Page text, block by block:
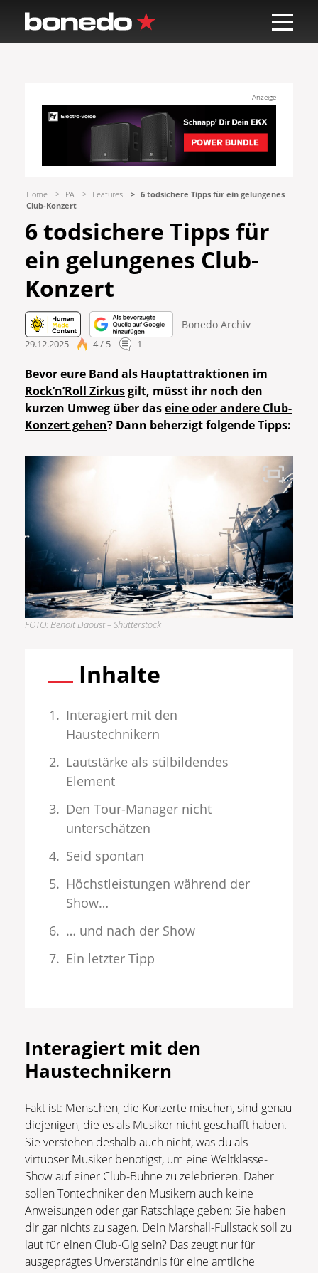
Anzeige
Home PA Features
6 todsichere Tipps für ein gelungenes
Club-Konzert
6 todsichere Tipps für
ein gelungenes Club-
Konzert
Bonedo Archiv
29.12.2025 4 / 5 1
Bevor eure Band als Hauptattraktionen im
Rock’n’Roll Zirkusgilt, müsst ihr noch den
kurzen Umweg über daseine oder andere Club-
Konzert gehen? Dann beherzigt folgende Tipps:
FOTO: Benoit Daoust – Shutterstock
Inhalte
Interagiert mit den
Haustechnikern
Lautstärke als stilbildendes
Element
Den Tour-Manager nicht
unterschätzen
Seid spontan
Höchstleistungen während der
Show…
… und nach der Show
Ein letzter Tipp
Interagiert mit den
Haustechnikern
Fakt ist: Menschen, die Konzerte mischen, sind genau
diejenigen, die es als Musiker nicht geschafft haben.
Sie verstehen deshalb auch nicht, was du als
virtuoser Musiker benötigst, um eine Weltklasse-
Show auf einer Club-Bühne zu zelebrieren. Daher
sollen Tontechniker den Musikern auch keine
Anweisungen oder gar Ratschläge geben: Sie haben
dir gar nichts zu sagen. Dein Marshall-Fullstack soll zu
laut für einen Club-Gig sein? Das zeugt nur für
ausgeprägtes Unverständnis für eine amtliche